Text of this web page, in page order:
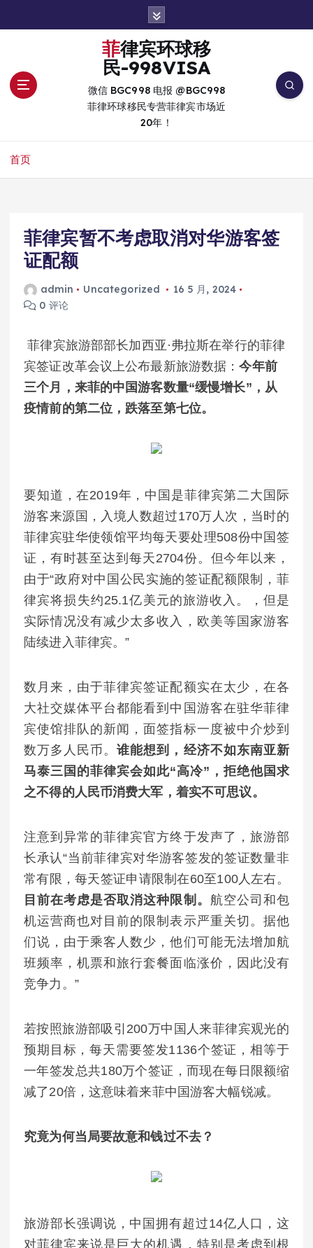
菲律宾环球移
民-998VISA
微信 BGC998 电报 @BGC998
菲律环球移民专营菲律宾市场近
20年！
首页
菲律宾暂不考虑取消对华游客签
证配额
admin Uncategorized
16 5 月, 2024
0 评论
菲律宾旅游部部长加西亚·弗拉斯在举行的菲律
宾签证改革会议上公布最新旅游数据：今年前
三个月，来菲的中国游客数量“缓慢增长”，从
疫情前的第二位，跌落至第七位。
要知道，在2019年，中国是菲律宾第二大国际
游客来源国，入境人数超过170万人次，当时的
菲律宾驻华使领馆平均每天要处理508份中国签
证，有时甚至达到每天2704份。但今年以来，
由于“政府对中国公民实施的签证配额限制，菲
律宾将损失约25.1亿美元的旅游收入。，但是
实际情况没有减少太多收入，欧美等国家游客
陆续进入菲律宾。”
数月来，由于菲律宾签证配额实在太少，在各
大社交媒体平台都能看到中国游客在驻华菲律
宾使馆排队的新闻，面签指标一度被中介炒到
数万多人民币。谁能想到，经济不如东南亚新
马泰三国的菲律宾会如此“高冷”，拒绝他国求
之不得的人民币消费大军，着实不可思议。
注意到异常的菲律宾官方终于发声了，旅游部
长承认“当前菲律宾对华游客签发的签证数量非
常有限，每天签证申请限制在60至100人左右。
目前在考虑是否取消这种限制。 航空公司和包
机运营商也对目前的限制表示严重关切。据他
们说，由于乘客人数少，他们可能无法增加航
班频率，机票和旅行套餐面临涨价，因此没有
竞争力。”
若按照旅游部吸引200万中国人来菲律宾观光的
预期目标，每天需要签发1136个签证，相等于
一年签发总共180万个签证，而现在每日限额缩
减了20倍，这意味着来菲中国游客大幅锐减。
究竟为何当局要故意和钱过不去？
旅游部长强调说，中国拥有超过14亿人口，这
对菲律宾来说是巨大的机遇，特别是考虑到根